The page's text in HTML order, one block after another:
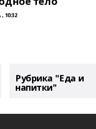
10:32
Рубрика "Еда и
напитки"